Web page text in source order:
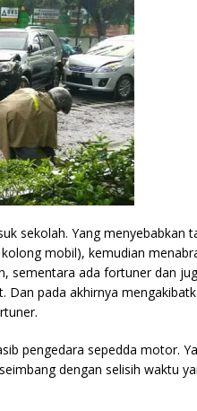
sekolah. Yang menyebabkan
mobil), kemudian
sementara ada fortuner dan
Dan pada akhirnya
pengedara sepedda motor.
dengan selisih waktu